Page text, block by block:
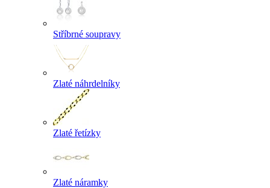
Stříbrné soupravy
Zlaté náhrdelníky
Zlaté řetízky
Zlaté náramky